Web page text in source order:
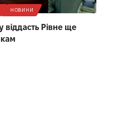
НОВИНИ
Рівне ще